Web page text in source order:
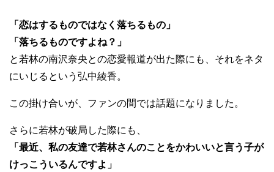
「恋はするものではなく落ちるもの」
「落ちるものですよね？」
と若林の南沢奈央との恋愛報道が出た際にも、それをネタ
にいじるという弘中綾香。
この掛け合いが、ファンの間では話題になりました。
さらに若林が破局した際にも、
「最近、私の友達で若林さんのことをかわいいと言う子が
けっこういるんですよ」